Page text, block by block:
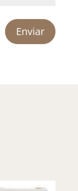
Enviar